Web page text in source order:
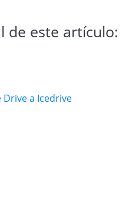
de este artículo:
a Icedrive